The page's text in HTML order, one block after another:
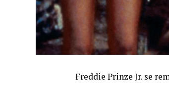
Freddie Prinze Jr. se